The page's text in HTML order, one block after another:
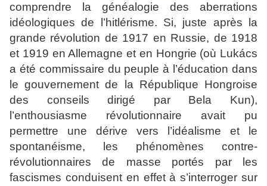
comprendre la généalogie des aberrations
idéologiques de l’hitlérisme. Si, juste après la
grande révolution de 1917 en Russie, de 1918
et 1919 en Allemagne et en Hongrie (où Lukács
a été commissaire du peuple à l’éducation dans
le gouvernement de la République Hongroise
des conseils dirigé par Bela Kun),
l’enthousiasme révolutionnaire avait pu
permettre une dérive vers l’idéalisme et le
spontanéisme, les phénomènes contre-
révolutionnaires de masse portés par les
fascismes conduisent en effet à s’interroger sur